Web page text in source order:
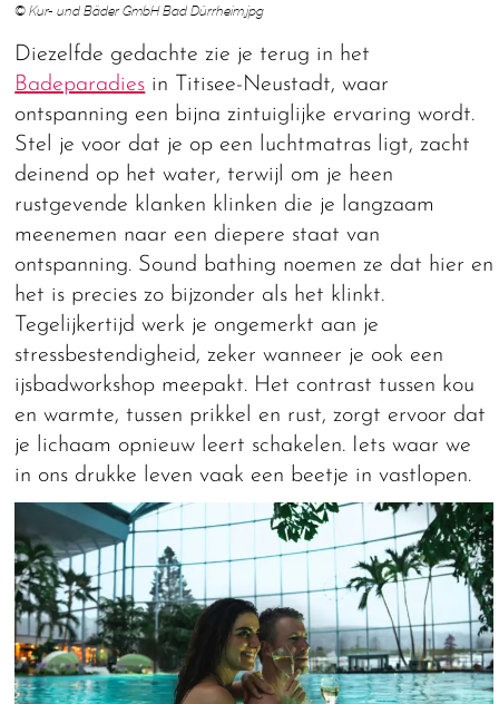
© Kur- und Bäder GmbH Bad Dürrheim.jpg
Diezelfde gedachte zie je terug in het
Badeparadies in Titisee-Neustadt, waar
ontspanning een bijna zintuiglijke ervaring wordt.
Stel je voor dat je op een luchtmatras ligt, zacht
deinend op het water, terwijl om je heen
rustgevende klanken klinken die je langzaam
meenemen naar een diepere staat van
ontspanning. Sound bathing noemen ze dat hier en
het is precies zo bijzonder als het klinkt.
Tegelijkertijd werk je ongemerkt aan je
stressbestendigheid, zeker wanneer je ook een
ijsbadworkshop meepakt. Het contrast tussen kou
en warmte, tussen prikkel en rust, zorgt ervoor dat
je lichaam opnieuw leert schakelen. Iets waar we
in ons drukke leven vaak een beetje in vastlopen.